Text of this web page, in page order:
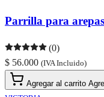
Parrilla para
(0)
$ 56.000 (IVA Incluido)
Agregar al carrito